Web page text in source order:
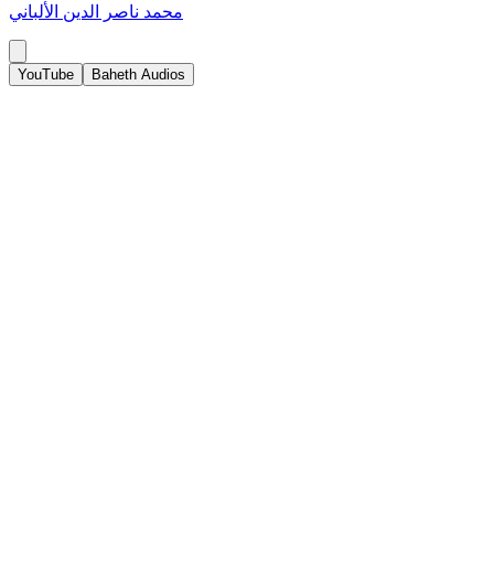
محمد ناصر الدين الألباني
YouTube Baheth Audios